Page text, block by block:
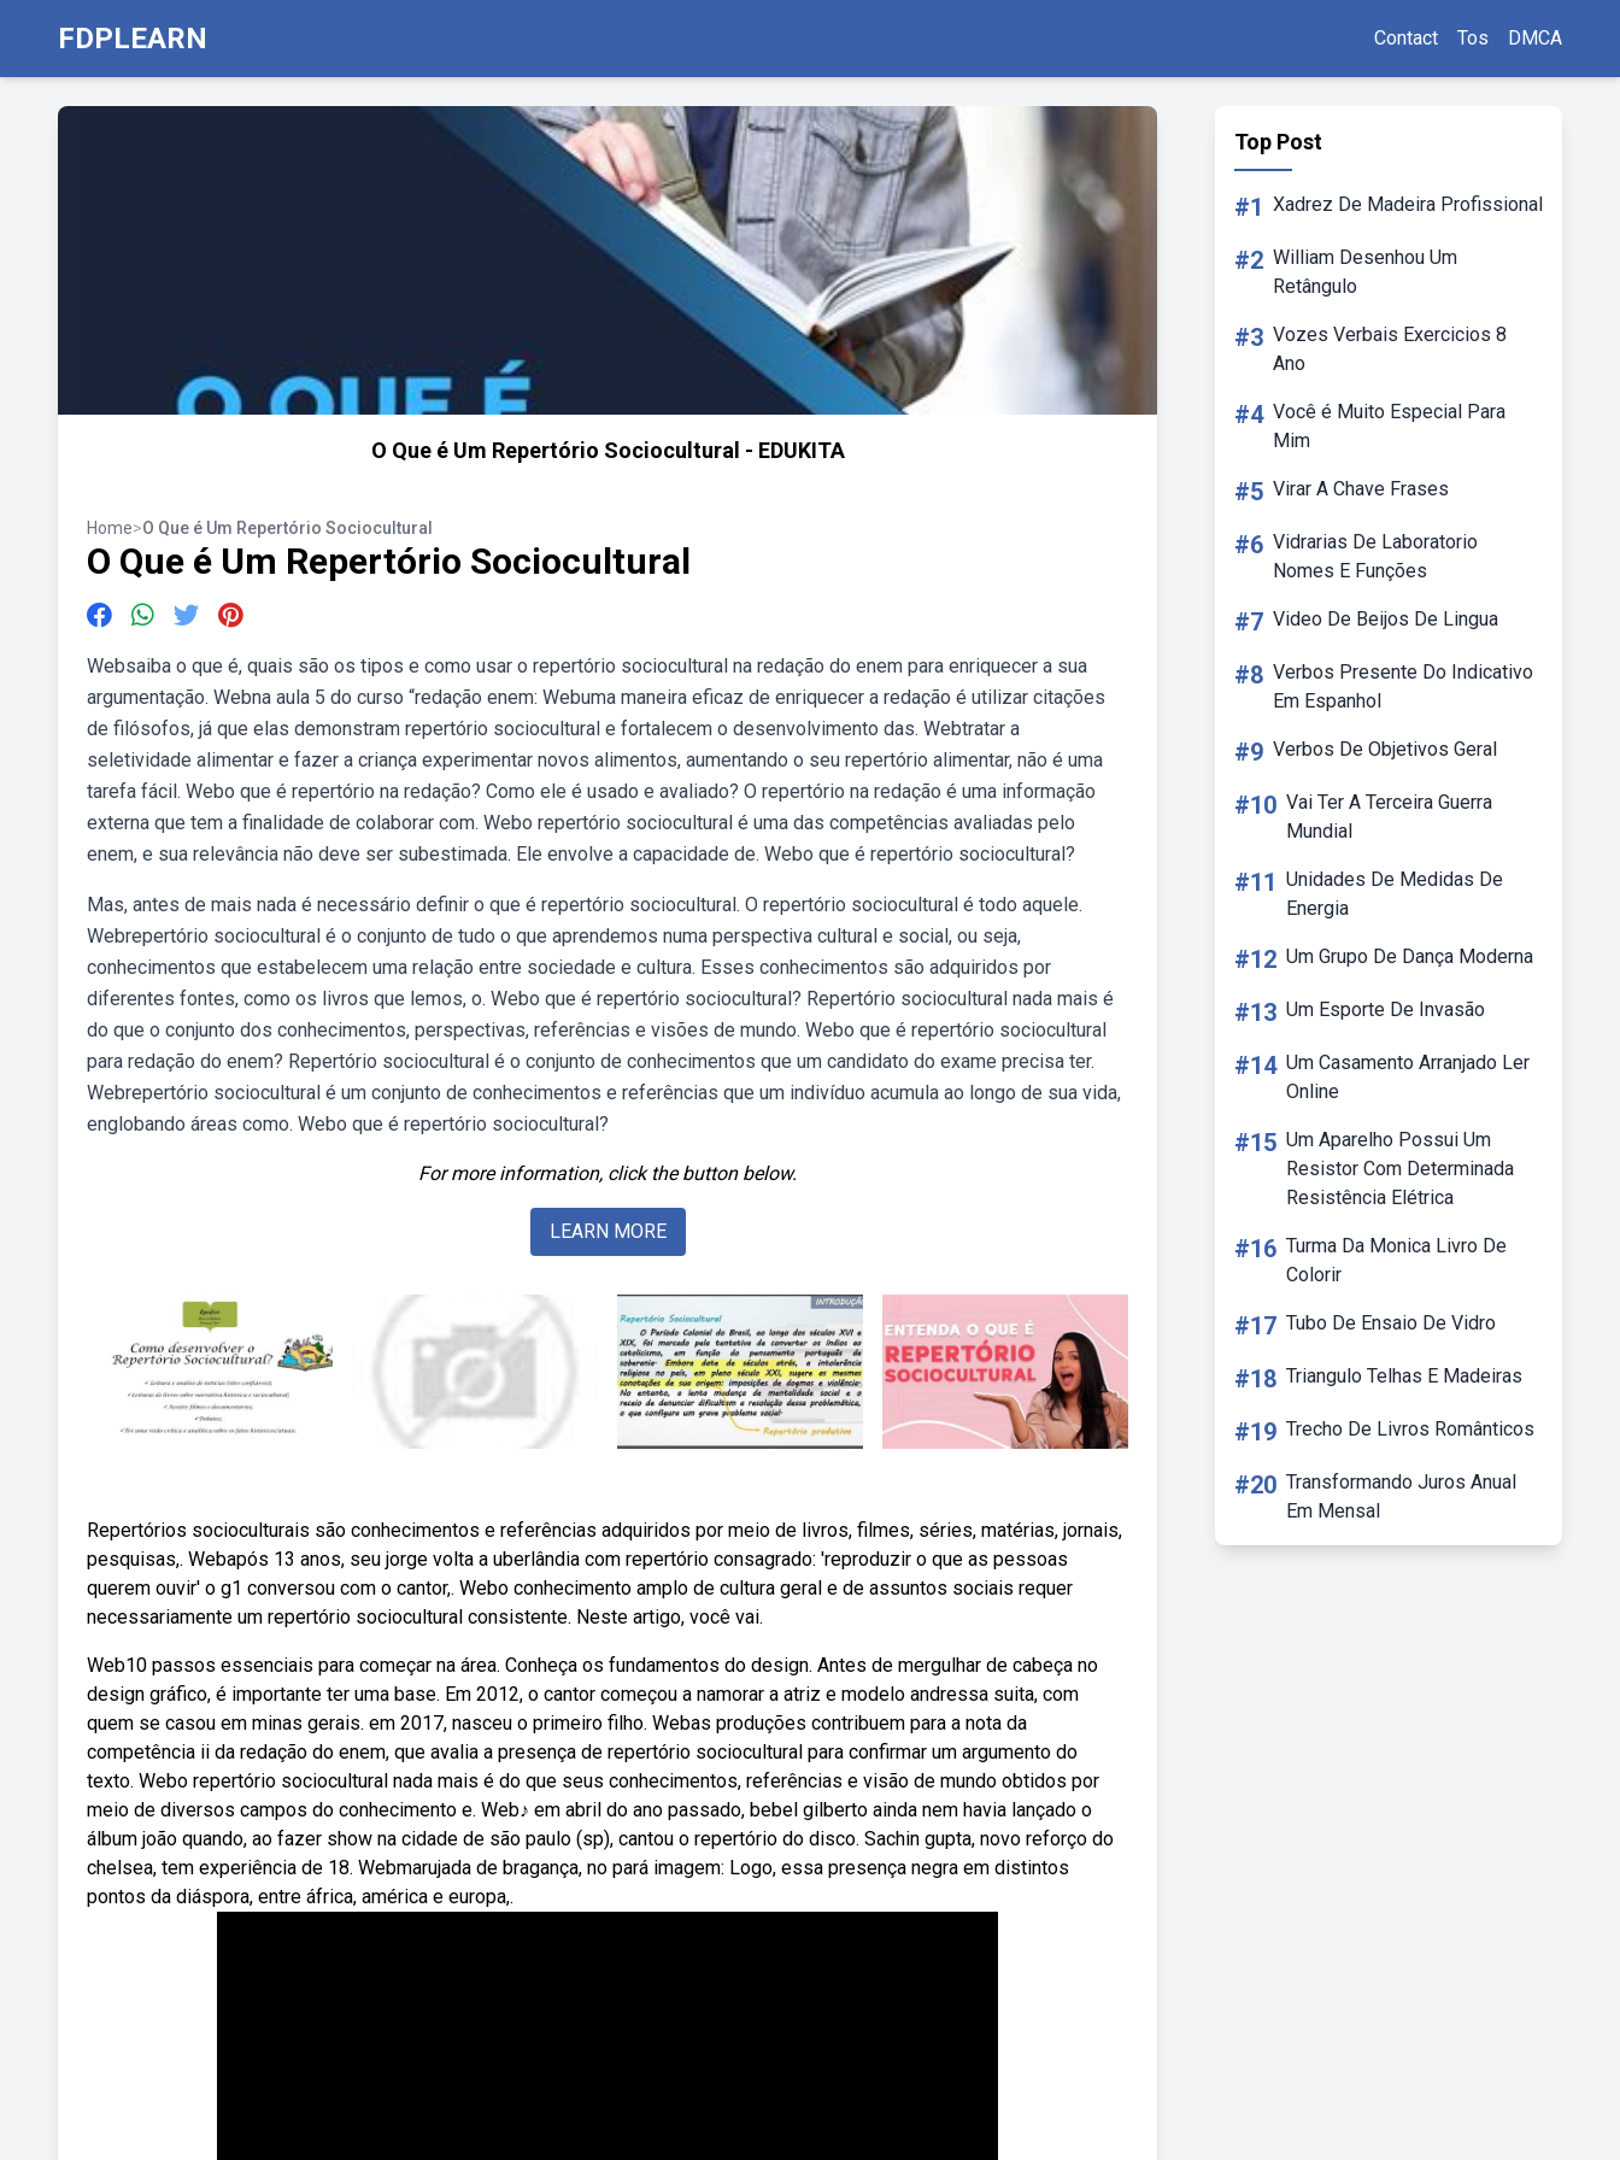
FDPLEARN Contact Tos DMCA
O Que é Um Repertório Sociocultural - EDUKITA
Home>O Que é Um Repertório Sociocultural
O Que é Um Repertório Sociocultural
Websaiba o que é, quais são os tipos e como usar o repertório sociocultural na redação do enem para enriquecer a sua
argumentação. Webna aula 5 do curso “redação enem: Webuma maneira eficaz de enriquecer a redação é utilizar citações
de filósofos, já que elas demonstram repertório sociocultural e fortalecem o desenvolvimento das. Webtratar a
seletividade alimentar e fazer a criança experimentar novos alimentos, aumentando o seu repertório alimentar, não é uma
tarefa fácil. Webo que é repertório na redação? Como ele é usado e avaliado? O repertório na redação é uma informação
externa que tem a finalidade de colaborar com. Webo repertório sociocultural é uma das competências avaliadas pelo
enem, e sua relevância não deve ser subestimada. Ele envolve a capacidade de. Webo que é repertório sociocultural?
Mas, antes de mais nada é necessário definir o que é repertório sociocultural. O repertório sociocultural é todo aquele.
Webrepertório sociocultural é o conjunto de tudo o que aprendemos numa perspectiva cultural e social, ou seja,
conhecimentos que estabelecem uma relação entre sociedade e cultura. Esses conhecimentos são adquiridos por
diferentes fontes, como os livros que lemos, o. Webo que é repertório sociocultural? Repertório sociocultural nada mais é
do que o conjunto dos conhecimentos, perspectivas, referências e visões de mundo. Webo que é repertório sociocultural
para redação do enem? Repertório sociocultural é o conjunto de conhecimentos que um candidato do exame precisa ter.
Webrepertório sociocultural é um conjunto de conhecimentos e referências que um indivíduo acumula ao longo de sua vida,
englobando áreas como. Webo que é repertório sociocultural?
For more information, click the button below.
LEARN MORE
Repertórios socioculturais são conhecimentos e referências adquiridos por meio de livros, filmes, séries, matérias, jornais,
pesquisas,. Webapós 13 anos, seu jorge volta a uberlândia com repertório consagrado: 'reproduzir o que as pessoas
querem ouvir' o g1 conversou com o cantor,. Webo conhecimento amplo de cultura geral e de assuntos sociais requer
necessariamente um repertório sociocultural consistente. Neste artigo, você vai.
Web10 passos essenciais para começar na área. Conheça os fundamentos do design. Antes de mergulhar de cabeça no
design gráfico, é importante ter uma base. Em 2012, o cantor começou a namorar a atriz e modelo andressa suita, com
quem se casou em minas gerais. em 2017, nasceu o primeiro filho. Webas produções contribuem para a nota da
competência ii da redação do enem, que avalia a presença de repertório sociocultural para confirmar um argumento do
texto. Webo repertório sociocultural nada mais é do que seus conhecimentos, referências e visão de mundo obtidos por
meio de diversos campos do conhecimento e. Web♪ em abril do ano passado, bebel gilberto ainda nem havia lançado o
álbum joão quando, ao fazer show na cidade de são paulo (sp), cantou o repertório do disco. Sachin gupta, novo reforço do
chelsea, tem experiência de 18. Webmarujada de bragança, no pará imagem: Logo, essa presença negra em distintos
pontos da diáspora, entre áfrica, américa e europa,.
Top Post
#1 Xadrez De Madeira Profissional
#2 William Desenhou Um
Retângulo
#3 Vozes Verbais Exercicios 8
Ano
#4 Você é Muito Especial Para
Mim
#5 Virar A Chave Frases
#6 Vidrarias De Laboratorio
Nomes E Funções
#7 Video De Beijos De Lingua
#8 Verbos Presente Do Indicativo
Em Espanhol
#9 Verbos De Objetivos Geral
#10 Vai Ter A Terceira Guerra
Mundial
#11 Unidades De Medidas De
Energia
#12 Um Grupo De Dança Moderna
#13 Um Esporte De Invasão
#14 Um Casamento Arranjado Ler
Online
#15 Um Aparelho Possui Um
Resistor Com Determinada
Resistência Elétrica
#16 Turma Da Monica Livro De
Colorir
#17 Tubo De Ensaio De Vidro
#18 Triangulo Telhas E Madeiras
#19 Trecho De Livros Românticos
#20 Transformando Juros Anual
Em Mensal